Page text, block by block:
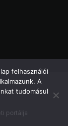
portálja
felhasználói
A
tudomásul